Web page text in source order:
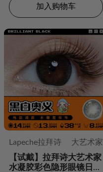
加入购物车
Lapeche拉拜诗
大艺术家
【试戴】拉拜诗大艺术家
水凝胶彩色隐形眼镜日抛